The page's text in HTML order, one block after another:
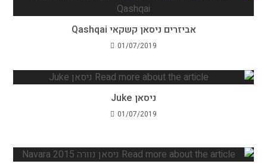
אביזרים ניסאן קשקאי Qashqai
01/07/2019
ניסאן Juke
01/07/2019